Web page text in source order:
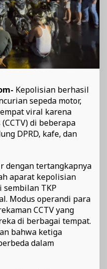
Kepolisian berhasil
sepeda motor,
viral karena
di beberapa
DPRD, kafe, dan
dengan tertangkapnya
aparat kepolisian
TKP
Modus operandi para
CCTV yang
di berbagai tempat.
bahwa ketiga
dalam